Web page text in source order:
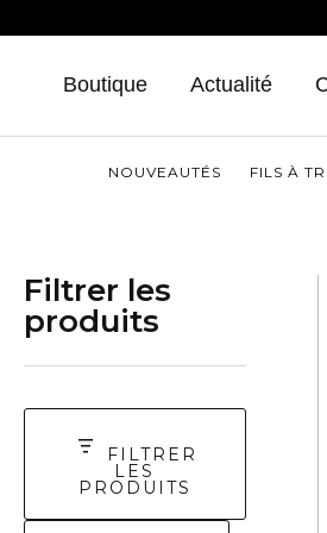
au
Boutique Actualité
NOUVEAUTÉS FILS À
Filtrer les
produits
FILTRER
LES
PRODUITS